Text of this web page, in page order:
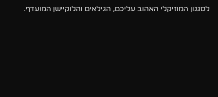
לסגנון המוזיקלי האהוב עליכם, הגילאים והלוקיישן המועדף.